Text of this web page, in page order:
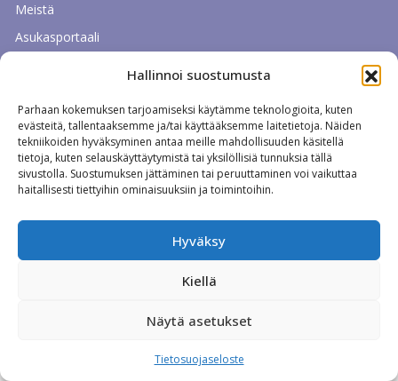
Hallinnoi suostumusta
Parhaan kokemuksen tarjoamiseksi käytämme teknologioita, kuten
evästeitä, tallentaaksemme ja/tai käyttääksemme laitetietoja. Näiden
tekniikoiden hyväksyminen antaa meille mahdollisuuden käsitellä
tietoja, kuten selauskäyttäytymistä tai yksilöllisiä tunnuksia tällä
sivustolla. Suostumuksen jättäminen tai peruuttaminen voi vaikuttaa
haitallisesti tiettyihin ominaisuuksiin ja toimintoihin.
Hyväksy
Kiellä
Näytä asetukset
Tietosuojaseloste
Meistä
Asukasportaali
Tietosuojaseloste|Evästeet